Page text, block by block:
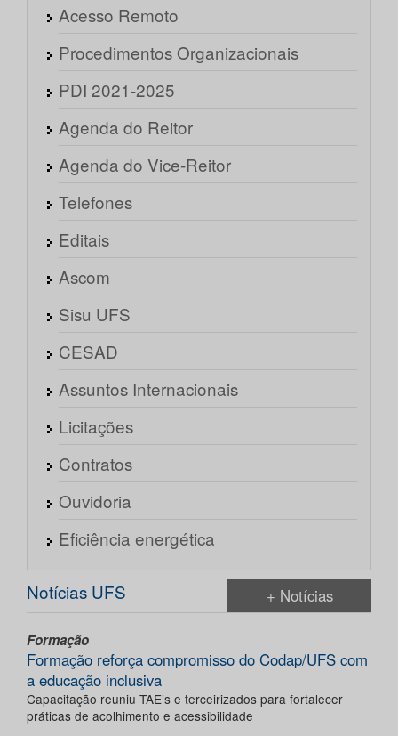
Acesso Remoto
Procedimentos Organizacionais
PDI 2021-2025
Agenda do Reitor
Agenda do Vice-Reitor
Telefones
Editais
Ascom
Sisu UFS
CESAD
Assuntos Internacionais
Licitações
Contratos
Ouvidoria
Eficiência energética
Notícias UFS + Notícias
Formação
Formação reforça compromisso do Codap/UFS com
a educação inclusiva
Capacitação reuniu TAE’s e terceirizados para fortalecer
práticas de acolhimento e acessibilidade